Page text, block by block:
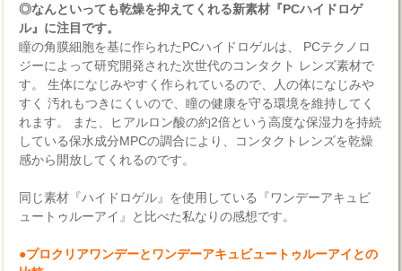
◎なんといっても乾燥を抑えてくれる新素材『PCハイドロゲ
ル』に注目です。
瞳の角膜細胞を基に作られたPCハイドロゲルは、 PCテクノロ
ジーによって研究開発された次世代のコンタクト レンズ素材で
す。 生体になじみやすく作られているので、人の体になじみや
すく 汚れもつきにくいので、瞳の健康を守る環境を維持してく
れます。 また、ヒアルロン酸の約2倍という高度な保湿力を持続
している保水成分MPCの調合により、コンタクトレンズを乾燥
感から開放してくれるのです。
同じ素材『ハイドロゲル』を使用している『ワンデーアキュビ
ュートゥルーアイ』と比べた私なりの感想です。
●プロクリアワンデーとワンデーアキュビュートゥルーアイとの